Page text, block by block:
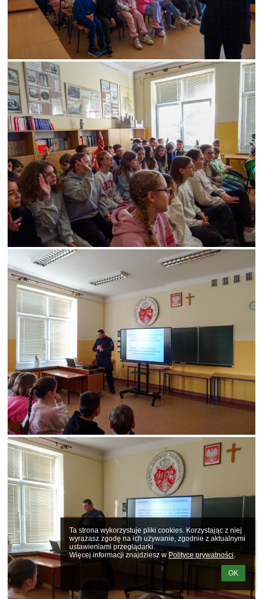
Ta strona wykorzystuje pliki cookies. Korzystając z niej
wyrażasz zgodę na ich używanie, zgodnie z aktualnymi
ustawieniami przeglądarki.
Więcej informacji znajdziesz w Polityce prywatności.
OK